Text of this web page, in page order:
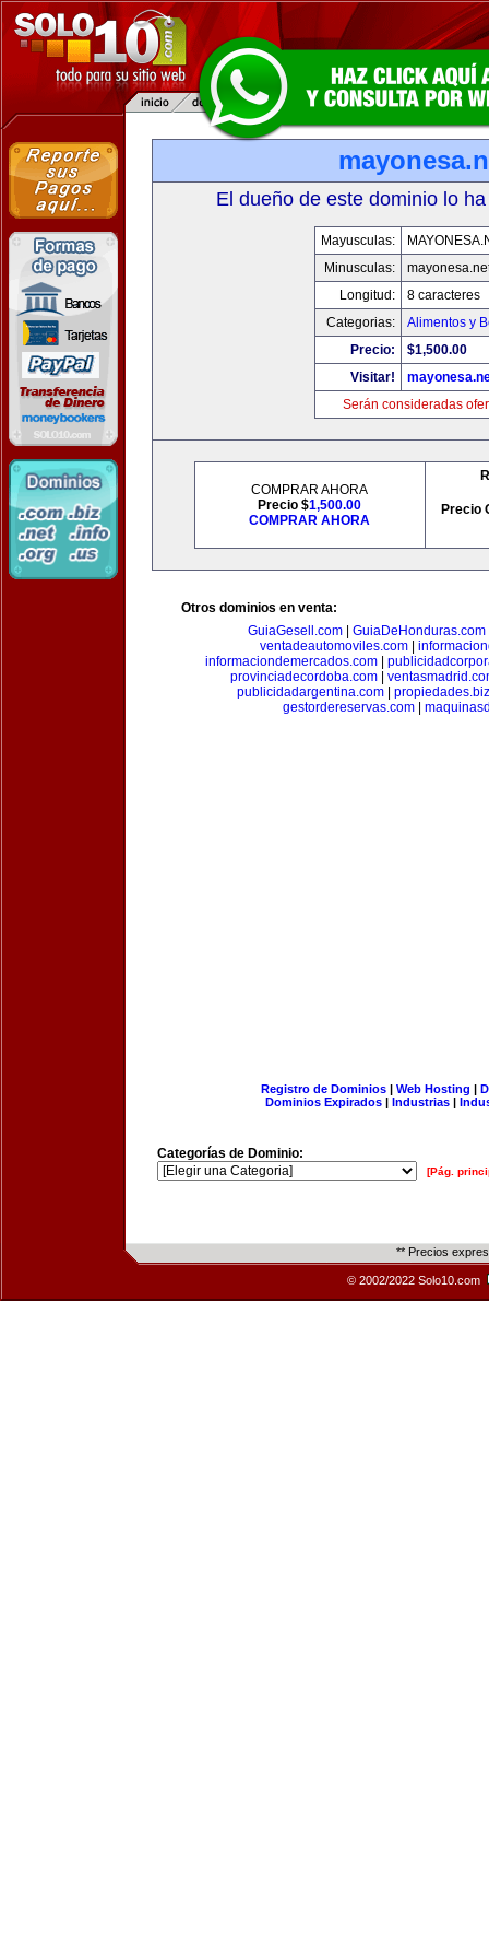
El dueño de este dominio lo
Mayusculas:
Minusculas:
Longitud:
8 caracteres
Categorias:
Alimentos y
Precio:
$1,500.00
Visitar!
Serán consideradas
COMPRAR AHORA
Precio $1,500.00
COMPRAR AHORA
Precio
Otros dominios en venta:
GuiaGesell.com
GuiaDeHonduras.com
ventadeautomoviles.com|
informaciondemercados.com|
provinciadecordoba.com
publicidadargentina.com| propiedades.biz
gestordereservas.com
Registro de Dominios| Web Hosting |
Dominios Expirados | Industrias |
Categorías de Dominio:
[Pág.
** Precios
© 2002/2022 Solo10.com